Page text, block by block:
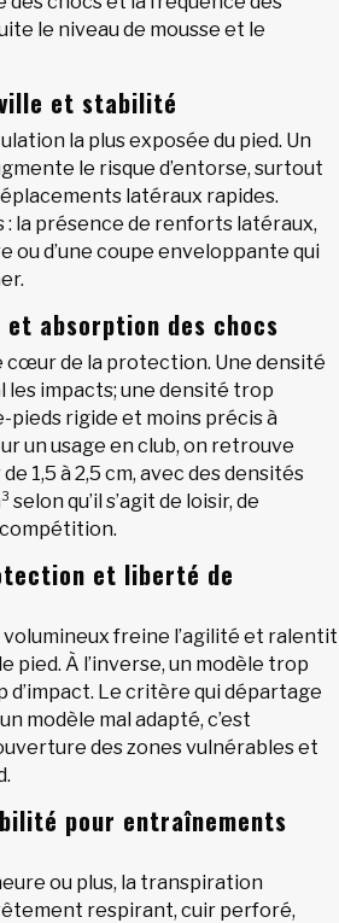
le niveau de mousse et le
et stabilité
la plus exposée du pied. Un
le risque d’entorse, surtout
latéraux rapides.
la présence de renforts latéraux,
ou d’une coupe enveloppante qui
et absorption des chocs
cœur de la protection. Une densité
les impacts; une densité trop
rigide et moins précis à
un usage en club, on retrouve
1,5 à 2,5 cm, avec des densités
qu’il s’agit de loisir, de
et liberté de
freine l’agilité et ralentit
pied. À l’inverse, un modèle trop
d’impact. Le critère qui départage
modèle mal adapté, c’est
des zones vulnérables et
pour entraînements
ou plus, la transpiration
respirant, cuir perforé,